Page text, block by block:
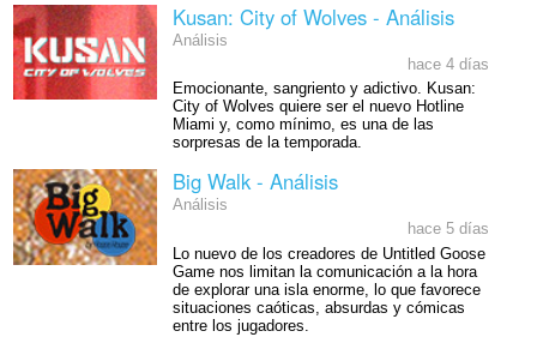
Kusan: City of Wolves - Análisis
Análisis
hace 4 días
Emocionante, sangriento y adictivo. Kusan:
City of Wolves quiere ser el nuevo Hotline
Miami y, como mínimo, es una de las
sorpresas de la temporada.
Big Walk - Análisis
Análisis
hace 5 días
Lo nuevo de los creadores de Untitled Goose
Game nos limitan la comunicación a la hora
de explorar una isla enorme, lo que favorece
situaciones caóticas, absurdas y cómicas
entre los jugadores.